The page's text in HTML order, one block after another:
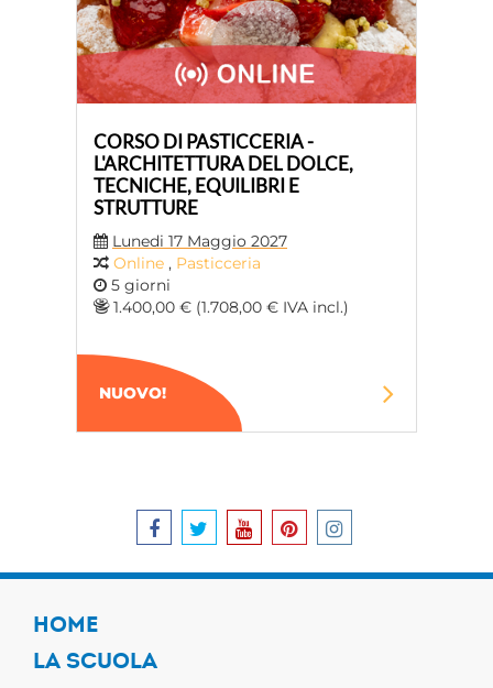
CORSO DI PASTICCERIA -
L'ARCHITETTURA DEL DOLCE,
TECNICHE, EQUILIBRI E
STRUTTURE
Lunedi 17 Maggio 2027
Online , Pasticceria
5 giorni
1.400,00 € (1.708,00 € IVA incl.)
NUOVO!
HOME
LA SCUOLA